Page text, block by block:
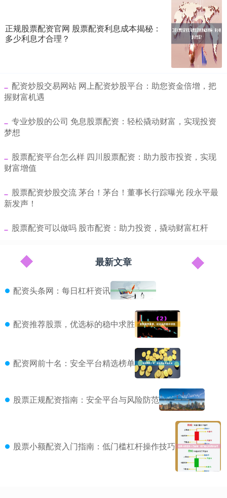
正规股票配资官网 股票配资利息成本揭秘：
多少利息才合理？
​配资炒股交易网站 网上配资炒股平台：助您资金倍增，把
握财富机遇
​专业炒股的公司 免息股票配资：轻松撬动财富，实现投资
梦想
​股票配资平台怎么样 四川股票配资：助力股市投资，实现
财富增值
​股票配资炒股交流 茅台！茅台！董事长行踪曝光 段永平最
新发声！
​股票配资可以做吗 股市配资：助力投资，撬动财富杠杆
最新文章
配资头条网：每日杠杆资讯
配资推荐股票，优选标的稳中求胜
配资网前十名：安全平台精选榜单
股票正规配资指南：安全平台与风险防范
股票小额配资入门指南：低门槛杠杆操作技巧